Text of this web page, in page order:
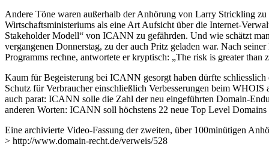
Andere Töne waren außerhalb der Anhörung von Larry Strickling
Wirtschaftsministeriums als eine Art Aufsicht über die Internet-
Stakeholder Modell“ von ICANN zu gefährden. Und wie schätzt
vergangenen Donnerstag, zu der auch Pritz geladen war. Nach
Programms rechne, antwortete er kryptisch: „The risk is greater
Kaum für Begeisterung bei ICANN gesorgt haben dürfte
Schutz für Verbraucher einschließlich Verbesserungen beim
auch parat: ICANN solle die Zahl der neu eingeführten Domain-
anderen Worten: ICANN soll höchstens 22 neue Top Level
Eine archivierte Video-Fassung der zweiten, über 100minütigen
> http://www.domain-recht.de/verweis/528